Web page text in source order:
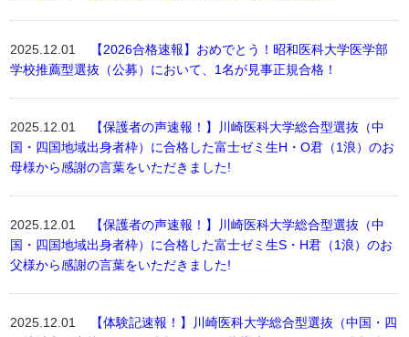
2025.12.01
【2026合格速報】おめでとう！昭和医科大学医学部
学校推薦型選抜（公募）において、1名が見事正規合格！
2025.12.01
【保護者の声速報！】川崎医科大学総合型選抜（中
国・四国地域出身者枠）に合格した富士ゼミ生H・O君（1浪）のお
母様から感謝の言葉をいただきました!
2025.12.01
【保護者の声速報！】川崎医科大学総合型選抜（中
国・四国地域出身者枠）に合格した富士ゼミ生S・H君（1浪）のお
父様から感謝の言葉をいただきました!
2025.12.01
【体験記速報！】川崎医科大学総合型選抜（中国・四